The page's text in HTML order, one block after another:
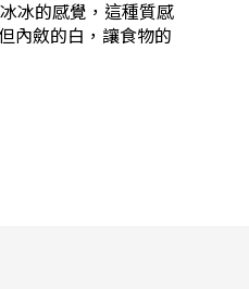
冰的感覺，這種質感
內斂的白，讓食物的